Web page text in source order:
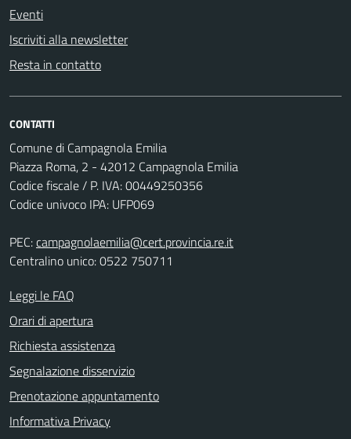
Eventi
Iscriviti alla newsletter
Resta in contatto
CONTATTI
Comune di Campagnola Emilia
Piazza Roma, 2 - 42012 Campagnola Emilia
Codice fiscale / P. IVA: 00449250356
Codice univoco IPA: UFP069
PEC:campagnolaemilia@cert.provincia.re.it
Centralino unico: 0522 750711
Leggi le FAQ
Orari di apertura
Richiesta assistenza
Segnalazione disservizio
Prenotazione appuntamento
Informativa Privacy